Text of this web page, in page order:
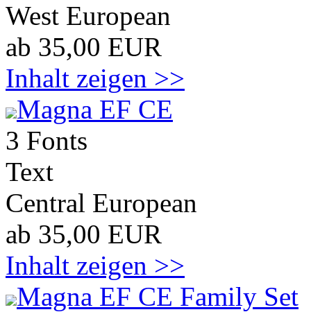
West European
ab 35,00 EUR
Inhalt zeigen >>
Magna EF CE
3 Fonts
Text
Central European
ab 35,00 EUR
Inhalt zeigen >>
Magna EF CE Family Set